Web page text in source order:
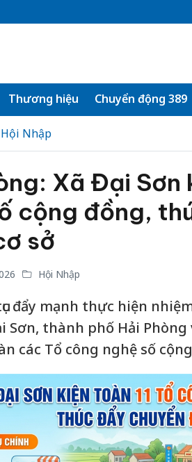
Thương hiệu Chuyển động 389
Hội Nhập
Xã Đại
cộng đồng,
sở
Hội Nhập
đẩy mạnh thực hiện
Sơn, thành phố Hải
các Tổ công nghệ số